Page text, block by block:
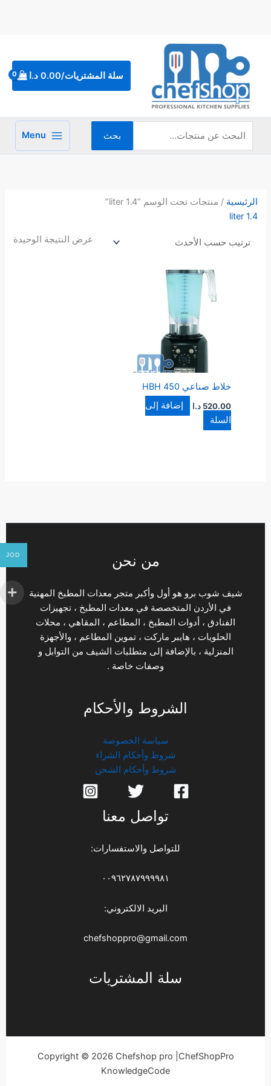
سلة المشتريات/0.00 د.ا
عن:
بحث Menu
الرئيسية / منتجات تحت الوسم “1.4 liter”
1.4 liter
عرض النتيجة الوحيدة
خلاط صناعي HBH 450
520.00 د.ا
إضافة إلى
السلة
من نحن
شيف شوب برو هو أول وأكبر متجر معدات المطبخ المهنية
في الأردن المتخصصة في معدات المطبخ ، تجهيزات
الفنادق ، أدوات المطبخ ، المطاعم ، المقاهي ، محلات
الحلويات ، هايبر ماركت ، تموين المطاعم ، والأجهزة
المنزلية ، بالإضافة إلى متطلبات الشيف من التوابل و
وصفات خاصة .
الشروط والأحكام
سياسة الخصوصة
شروط وأحكام الشراء
شروط وأحكام الشحن
تواصل معنا
للتواصل والاستفسارات:
٠٠٩٦٢٧٨٧٩٩٩٩٨١
البريد الالكتروني:
chefshoppro@gmail.com
سلة المشتريات
Copyright © 2026 Chefshop pro |ChefShopPro
KnowledgeCode
JOD